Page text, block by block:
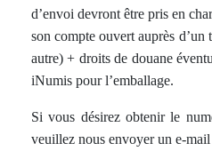
d’envoi devront être pris en
son compte ouvert auprès
autre) + droits de douane
iNumis pour l’emballage.
Si vous désirez obtenir le
veuillez nous envoyer un e-